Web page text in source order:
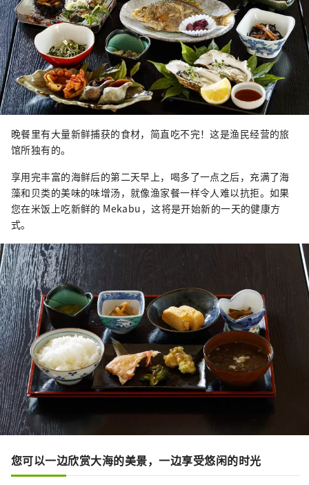
晚餐里有大量新鲜捕获的食材，简直吃不完！这是渔民经营的旅
馆所独有的。
享用完丰富的海鲜后的第二天早上，喝多了一点之后，充满了海
藻和贝类的美味的味增汤，就像渔家餐一样令人难以抗拒。如果
您在米饭上吃新鲜的 Mekabu，这将是开始新的一天的健康方
式。
您可以一边欣赏大海的美景，一边享受悠闲的时光